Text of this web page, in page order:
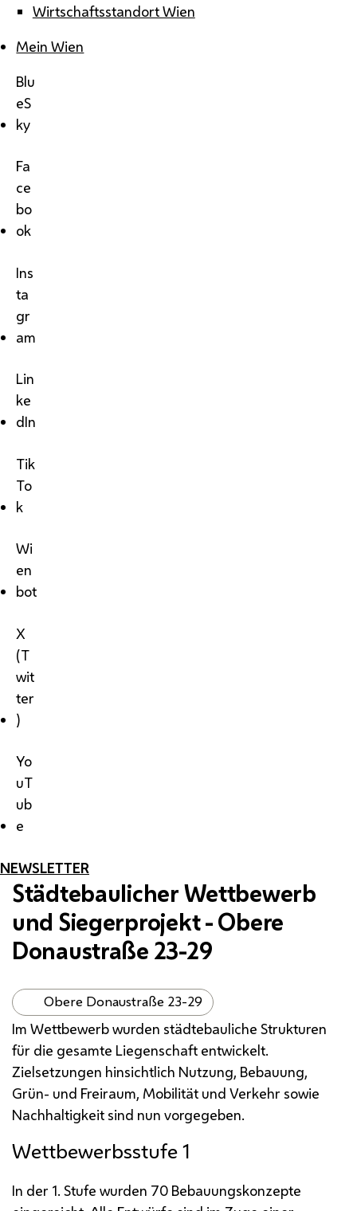
Wirtschaftsstandort Wien
Mein Wien
Blu
eS
ky
Fa
ce
bo
ok
Ins
ta
gr
am
Lin
ke
dIn
Tik
To
k
Wi
en
bot
X
(T
wit
ter
)
Yo
uT
ub
e
NEWSLETTER
Städtebaulicher Wettbewerb
und Siegerprojekt - Obere
Donaustraße 23-29
Obere Donaustraße 23-29
Im Wettbewerb wurden städtebauliche Strukturen
für die gesamte Liegenschaft entwickelt.
Zielsetzungen hinsichtlich Nutzung, Bebauung,
Grün- und Freiraum, Mobilität und Verkehr sowie
Nachhaltigkeit sind nun vorgegeben.
Wettbewerbsstufe 1
In der 1. Stufe wurden 70 Bebauungskonzepte